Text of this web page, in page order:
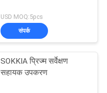
USD MOQ:5pcs
संपर्क
SOKKIA प्रिज्म सर्वेक्षण
सहायक उपकरण